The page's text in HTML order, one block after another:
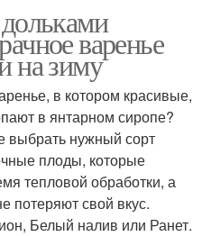
варенье
на зиму
в котором красивые,
в янтарном сиропе?
выбрать нужный сорт
плоды, которые
тепловой обработки, а
потеряют свой вкус.
Белый налив или Ранет.